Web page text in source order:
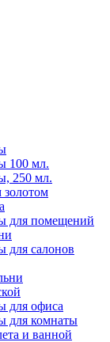
100 мл.
250 мл.
для помещений
для салонов
для офиса
для комнаты
и ванной